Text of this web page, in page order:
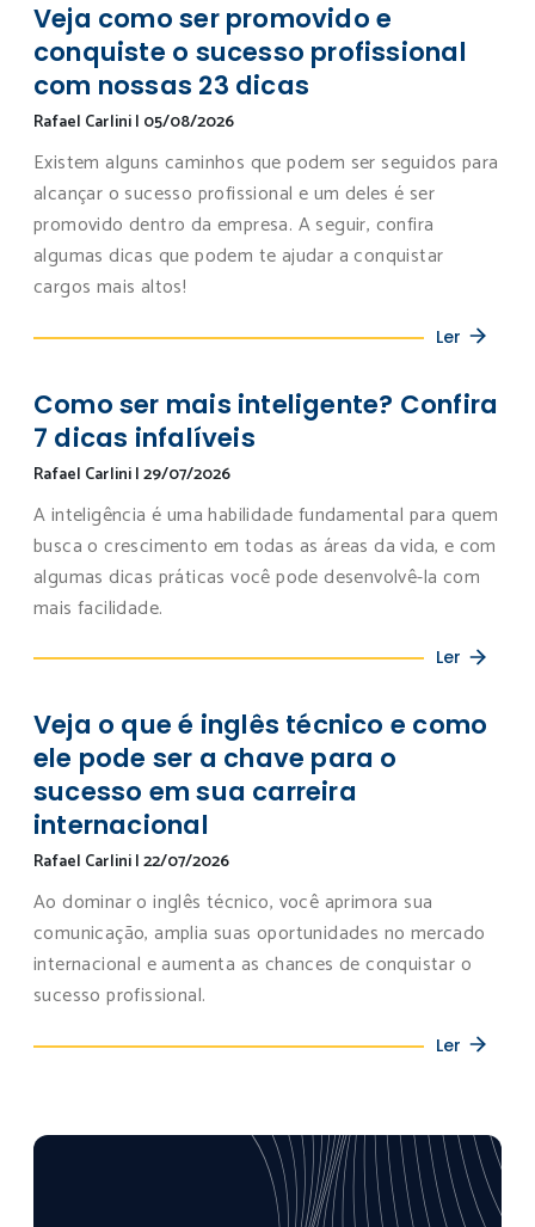
Veja como ser promovido e
conquiste o sucesso profissional
com nossas 23 dicas
Rafael Carlini| 05/08/2026
Existem alguns caminhos que podem ser seguidos para
alcançar o sucesso profissional e um deles é ser
promovido dentro da empresa. A seguir, confira
algumas dicas que podem te ajudar a conquistar
cargos mais altos!
Ler
Como ser mais inteligente? Confira
7 dicas infalíveis
Rafael Carlini|29/07/2026
A inteligência é uma habilidade fundamental para quem
busca o crescimento em todas as áreas da vida, e com
algumas dicas práticas você pode desenvolvê-la com
mais facilidade.
Ler
Veja o que é inglês técnico e como
ele pode ser a chave para o
sucesso em sua carreira
internacional
Rafael Carlini|22/07/2026
Ao dominar o inglês técnico, você aprimora sua
comunicação, amplia suas oportunidades no mercado
internacional e aumenta as chances de conquistar o
sucesso profissional.
Ler